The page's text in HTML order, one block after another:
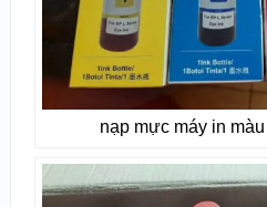
nạp mực máy in